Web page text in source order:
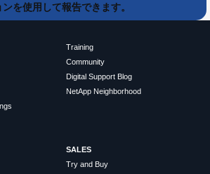
を使用して報告できます。
Training
Community
Digital Support Blog
NetApp Neighborhood
SALES
Try and Buy